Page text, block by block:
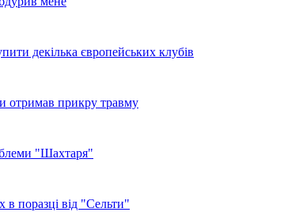
декілька європейських клубів
отримав прикру травму
"Шахтаря"
поразці від "Сельти"